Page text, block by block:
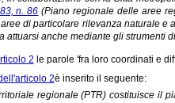
n. 86 (Piano regionale delle aree
di particolare rilevanza naturale e
attuarsi anche mediante gli strumenti
2 le parole 'fra loro coordinati e
2è inserito il seguente:
regionale (PTR) costituisce il